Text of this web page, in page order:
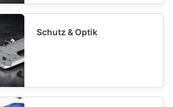
Schutz & Optik